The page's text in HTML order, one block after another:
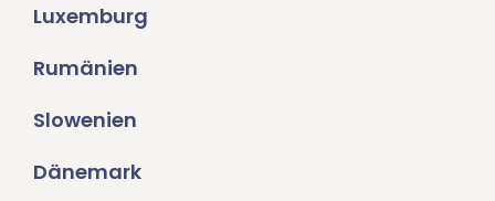
Luxemburg
Rumänien
Slowenien
Dänemark